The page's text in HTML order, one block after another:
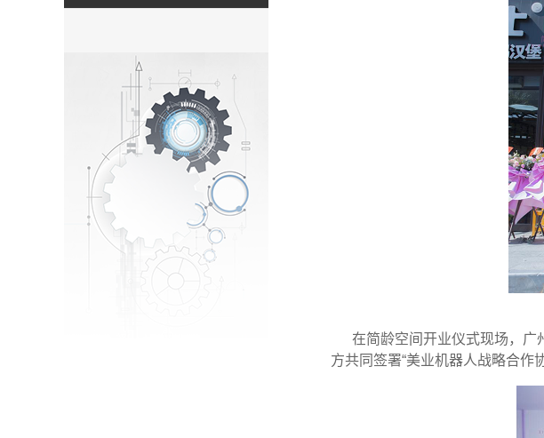
在简龄空间开业仪式现场，广
方共同签署“美业机器人战略合作